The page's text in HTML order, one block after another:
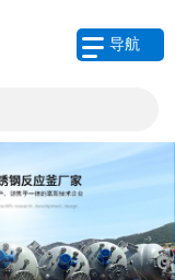
导航